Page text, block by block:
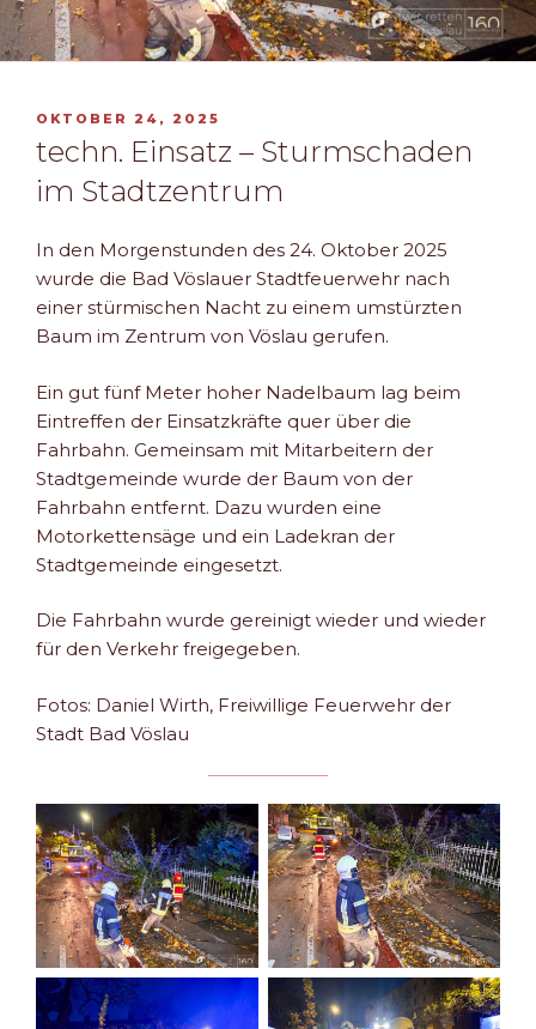
VERÖFFENTLICHT
OKTOBER 24, 2025
techn. Einsatz – Sturmschaden
im Stadtzentrum
In den Morgenstunden des 24. Oktober 2025
wurde die Bad Vöslauer Stadtfeuerwehr nach
einer stürmischen Nacht zu einem umstürzten
Baum im Zentrum von Vöslau gerufen.
Ein gut fünf Meter hoher Nadelbaum lag beim
Eintreffen der Einsatzkräfte quer über die
Fahrbahn. Gemeinsam mit Mitarbeitern der
Stadtgemeinde wurde der Baum von der
Fahrbahn entfernt. Dazu wurden eine
Motorkettensäge und ein Ladekran der
Stadtgemeinde eingesetzt.
Die Fahrbahn wurde gereinigt wieder und wieder
für den Verkehr freigegeben.
Fotos: Daniel Wirth, Freiwillige Feuerwehr der
Stadt Bad Vöslau